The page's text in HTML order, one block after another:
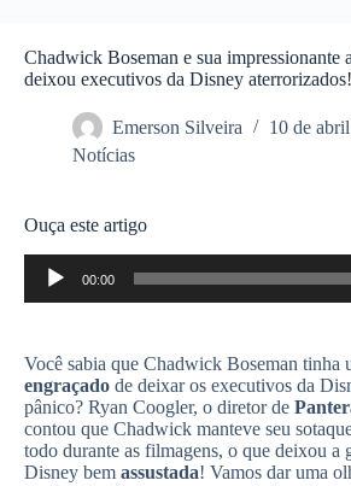
Chadwick Boseman e sua impressionante
deixou executivos da Disney aterrorizados!
Emerson Silveira
10 de
Notícias
Ouça este artigo
Tocador
áudio
00:00
Você sabia que Chadwick Boseman tinha
engraçado de deixar os executivos da
pânico? Ryan Coogler, o diretor de
contou que Chadwick manteve seu
todo durante as filmagens, o que deixou a
Disney bem assustada! Vamos dar uma